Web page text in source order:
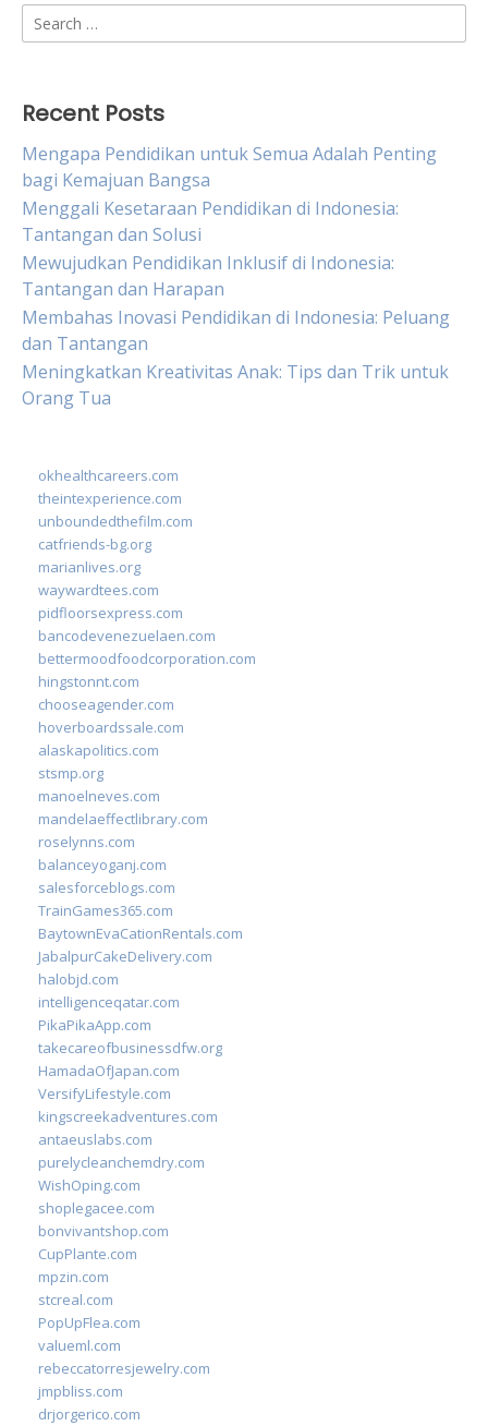
Search
for:
Recent Posts
Mengapa Pendidikan untuk Semua Adalah Penting
bagi Kemajuan Bangsa
Menggali Kesetaraan Pendidikan di Indonesia:
Tantangan dan Solusi
Mewujudkan Pendidikan Inklusif di Indonesia:
Tantangan dan Harapan
Membahas Inovasi Pendidikan di Indonesia: Peluang
dan Tantangan
Meningkatkan Kreativitas Anak: Tips dan Trik untuk
Orang Tua
okhealthcareers.com
theintexperience.com
unboundedthefilm.com
catfriends-bg.org
marianlives.org
waywardtees.com
pidfloorsexpress.com
bancodevenezuelaen.com
bettermoodfoodcorporation.com
hingstonnt.com
chooseagender.com
hoverboardssale.com
alaskapolitics.com
stsmp.org
manoelneves.com
mandelaeffectlibrary.com
roselynns.com
balanceyoganj.com
salesforceblogs.com
TrainGames365.com
BaytownEvaCationRentals.com
JabalpurCakeDelivery.com
halobjd.com
intelligenceqatar.com
PikaPikaApp.com
takecareofbusinessdfw.org
HamadaOfJapan.com
VersifyLifestyle.com
kingscreekadventures.com
antaeuslabs.com
purelycleanchemdry.com
WishOping.com
shoplegacee.com
bonvivantshop.com
CupPlante.com
mpzin.com
stcreal.com
PopUpFlea.com
valueml.com
rebeccatorresjewelry.com
jmpbliss.com
drjorgerico.com